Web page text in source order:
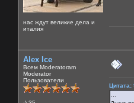
нас ждут великие дела и
италия
Alex Ice
Всем Moderatoram
Moderator
Пользователи
Цитата: